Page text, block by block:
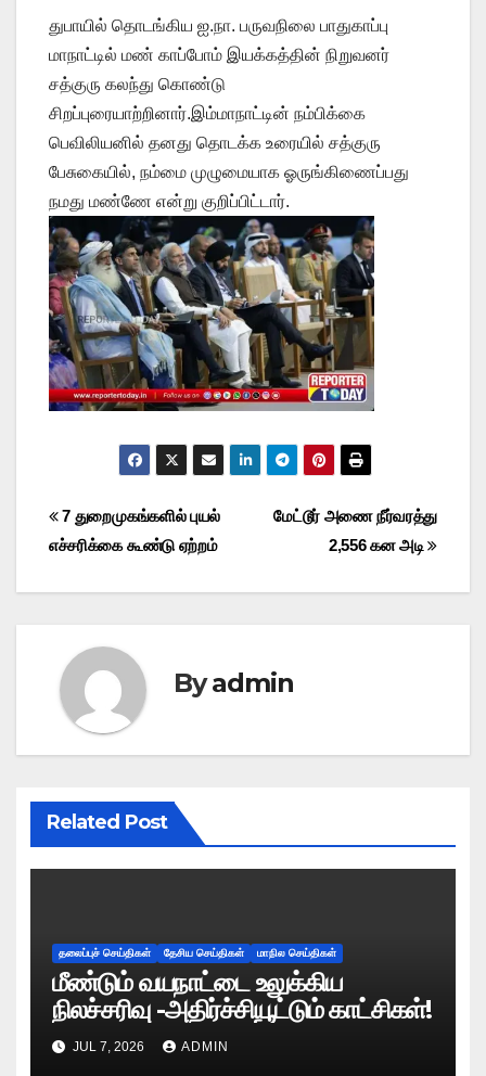
துபாயில் தொடங்கிய ஐ.நா. பருவநிலை பாதுகாப்பு
மாநாட்டில் மண் காப்போம் இயக்கத்தின் நிறுவனர்
சத்குரு கலந்து கொண்டு
சிறப்புரையாற்றினார்.இம்மாநாட்டின் நம்பிக்கை
பெவிலியனில் தனது தொடக்க உரையில் சத்குரு
பேசுகையில், நம்மை முழுமையாக ஓருங்கிணைப்பது
நமது மண்ணே என்று குறிப்பிட்டார்.
Post
navigation
மேட்டூர் அணை நீர்வரத்து
2,556 கன அடி
7 துறைமுகங்களில் புயல்
எச்சரிக்கை கூண்டு ஏற்றம்
Byadmin
Related Post
தலைப்புச் செய்திகள் தேசிய செய்திகள் மாநில செய்திகள்
மீண்டும் வயநாட்டை உலுக்கிய
நிலச்சரிவு -அதிர்ச்சியூட்டும் காட்சிகள்!
JUL 7, 2026 ADMIN